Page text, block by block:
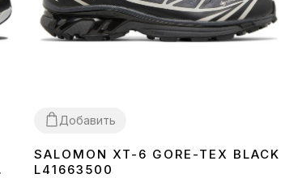
Добавить
414243 4445
SALOMON XT-6 GORE-TEX BLACK
L41663500